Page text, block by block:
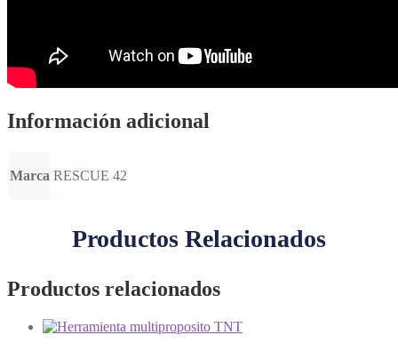
Información adicional
Marca RESCUE 42
Productos Relacionados
Productos relacionados